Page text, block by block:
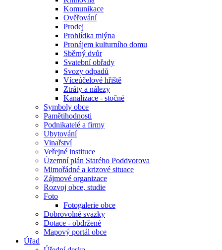
Komunikace
Ověřování
Prodej
Prohlídka mlýna
Pronájem kulturního domu
Sběrný dvůr
Svatební obřady
Svozy odpadů
Víceúčelové hřiště
Ztráty a nálezy
Kanalizace - stočné
Symboly obce
Pamětihodnosti
Podnikatelé a firmy
Ubytování
Vinařství
Veřejné instituce
Územní plán Starého Poddvorova
Mimořádné a krizové situace
Zájmové organizace
Rozvoj obce, studie
Foto
Fotogalerie obce
Dobrovolné svazky
Dotace - obdržené
Mapový portál obce
Úřad